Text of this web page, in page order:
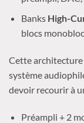
Banks High-
blocs
Cette architecture
système
devoir recourir à
Préampli + 2